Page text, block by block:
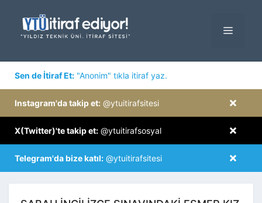
MENÜ
Sen de İtiraf Et: "Anonim" tıkla itiraf yaz.
×
Instagram'da takip et: @ytuitirafsitesi
×
X(Twitter)'te takip et: @ytuitirafsosyal
×
Telegram'da bize katıl: @ytuitirafsitesi